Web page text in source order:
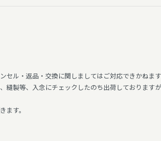
セル・返品・交換に関しましてはご対応できかねま
縫製等、入念にチェックしたのち出荷しておりま
ます。